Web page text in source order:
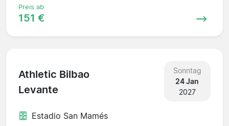
Preis ab
151 €
Athletic Bilbao
Levante
Sonntag
24 Jan
2027
Estadio San Mamés